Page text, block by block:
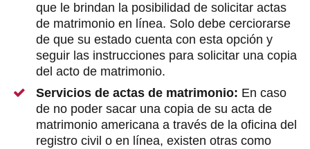
que le brindan la posibilidad de solicitar actas
de matrimonio en línea. Solo debe cerciorarse
de que su estado cuenta con esta opción y
seguir las instrucciones para solicitar una copia
del acto de matrimonio.
Servicios de actas de matrimonio: En caso
de no poder sacar una copia de su acta de
matrimonio americana a través de la oficina del
registro civil o en línea, existen otras como